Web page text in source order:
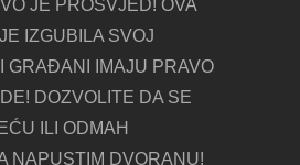
JE PROSVJED! OVA
IZGUBILA SVOJ
GRAĐANI IMAJU PRAVO
DOZVOLITE DA SE
ILI ODMAH
NAPUSTIM DVORANU!